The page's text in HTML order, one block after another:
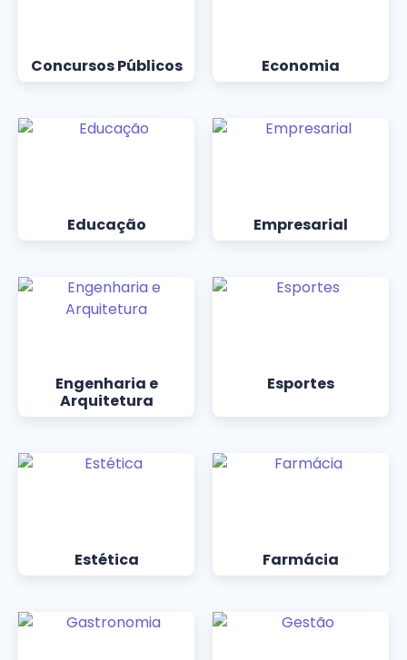
Concursos Públicos Economia
Educação Empresarial
Engenharia e
Arquitetura
Esportes
Estética Farmácia